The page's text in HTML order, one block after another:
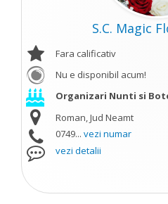
S.C. Magic
Fara calificativ
Nu e disponibil acum!
Organizari Nunti si
Roman, Jud Neamt
0749... vezi numar
vezi detalii